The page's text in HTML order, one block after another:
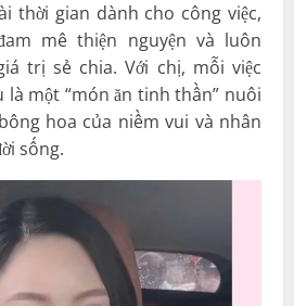
thời gian dành cho công việc,
mê thiện nguyện và luôn
trị sẻ chia. Với chị, mỗi việc
là một “món ăn tinh thần” nuôi
hoa của niềm vui và nhân
sống.